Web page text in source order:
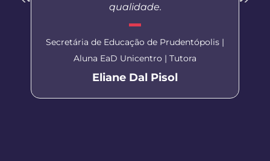
qualidade.
Secretária de Educação de Prudentópolis |
Aluna EaD Unicentro | Tutora
Eliane Dal Pisol